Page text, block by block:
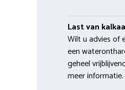
Last van
Wilt u advies of
een
geheel
meer informatie.